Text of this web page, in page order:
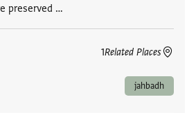
preserved …
Related Places
1
jahbadh